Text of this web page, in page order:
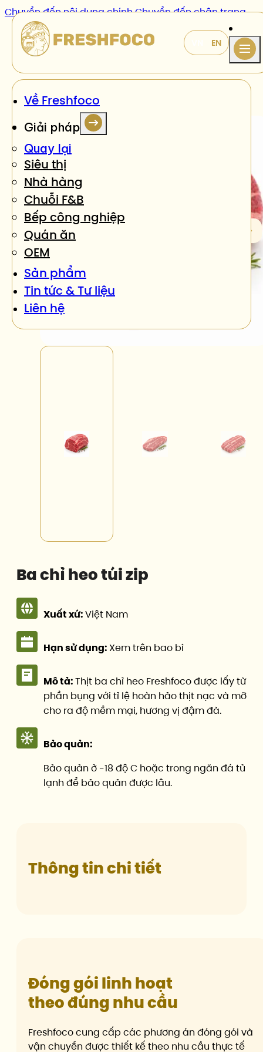
Chuyển đến nội dung chínhChuyển đến chân trang
Về Freshfoco
Giải pháp
Quay lại
Siêu thị
Nhà hàng
Chuỗi F&B
Bếp công nghiệp
Quán ăn
OEM
Sản phẩm
Tin tức & Tư liệu
Liên hệ
Sản phẩm/Ba chỉ heo túi zip
Ba chỉ heo túi zip
Xuất xứ:Việt Nam
Hạn sử dụng: Xem trên bao bì
Mô tả:Thịt ba chỉ heo Freshfoco được lấy từ
phần bụng với tỉ lệ hoàn hảo thịt nạc và mỡ
cho ra độ mềm mại, hương vị đậm đà.
Bảo quản:
Bảo quản ở -18 độ C hoặc trong ngăn đá tủ
lạnh để bảo quản được lâu.
Thông tin chi tiết
Đóng gói linh hoạt
theo đúng nhu cầu
Freshfoco cung cấp các phương án đóng gói và
vận chuyển được thiết kế theo nhu cầu thực tế